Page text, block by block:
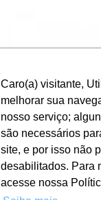
Caro(a) visitante,
melhorar sua
nosso serviço;
são necessários
site, e por isso não
desabilitados. Para
acesse nossa
Caro(a) visitante,
melhorar sua
nosso serviço;
são necessários
site, e por isso não
desabilitados. Para
acesse nossa
Tag Identificador